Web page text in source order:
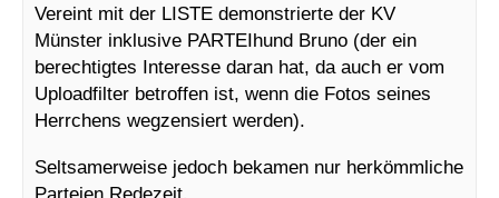
Vereint mit der LISTE demonstrierte der KV
Münster inklusive PARTEIhund Bruno (der ein
berechtigtes Interesse daran hat, da auch er vom
Uploadfilter betroffen ist, wenn die Fotos seines
Herrchens wegzensiert werden).
Seltsamerweise jedoch bekamen nur herkömmliche
Parteien Redezeit.